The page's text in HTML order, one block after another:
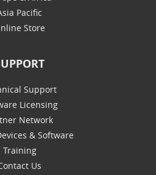
Pacific
Store
Support
Licensing
Network
& Software
Training
Us